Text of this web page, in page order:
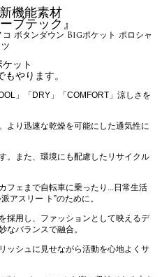
機能素材
ブテック』
タンダウン Bigポケット ポロシャ
ツ
ット
もやります。
」「DRY」「COMFORT」涼しさを
より迅速な乾燥を可能にした通気性に
。また、環境にも配慮したリサイクル
フェまで自転車に乗ったり...日常生活
アスリー ト”のために。
採用し、ファッションとして映えるデ
なバランスで融合。
ッシュに見せながら活動を心地よくサ